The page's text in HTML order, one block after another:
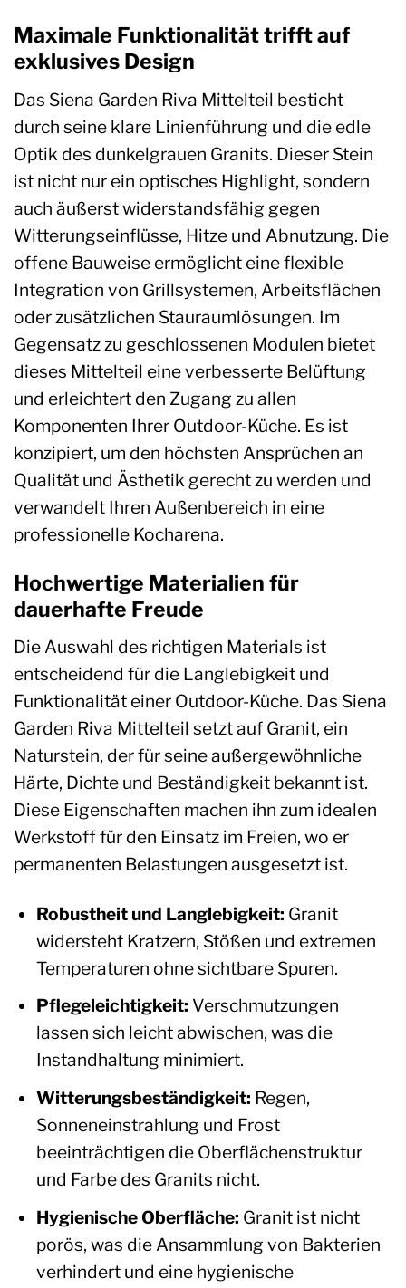
Maximale Funktionalität trifft auf
exklusives Design
Das Siena Garden Riva Mittelteil besticht
durch seine klare Linienführung und die edle
Optik des dunkelgrauen Granits. Dieser Stein
ist nicht nur ein optisches Highlight, sondern
auch äußerst widerstandsfähig gegen
Witterungseinflüsse, Hitze und Abnutzung. Die
offene Bauweise ermöglicht eine flexible
Integration von Grillsystemen, Arbeitsflächen
oder zusätzlichen Stauraumlösungen. Im
Gegensatz zu geschlossenen Modulen bietet
dieses Mittelteil eine verbesserte Belüftung
und erleichtert den Zugang zu allen
Komponenten Ihrer Outdoor-Küche. Es ist
konzipiert, um den höchsten Ansprüchen an
Qualität und Ästhetik gerecht zu werden und
verwandelt Ihren Außenbereich in eine
professionelle Kocharena.
Hochwertige Materialien für
dauerhafte Freude
Die Auswahl des richtigen Materials ist
entscheidend für die Langlebigkeit und
Funktionalität einer Outdoor-Küche. Das Siena
Garden Riva Mittelteil setzt auf Granit, ein
Naturstein, der für seine außergewöhnliche
Härte, Dichte und Beständigkeit bekannt ist.
Diese Eigenschaften machen ihn zum idealen
Werkstoff für den Einsatz im Freien, wo er
permanenten Belastungen ausgesetzt ist.
Robustheit und Langlebigkeit: Granit
widersteht Kratzern, Stößen und extremen
Temperaturen ohne sichtbare Spuren.
Pflegeleichtigkeit: Verschmutzungen
lassen sich leicht abwischen, was die
Instandhaltung minimiert.
Witterungsbeständigkeit: Regen,
Sonneneinstrahlung und Frost
beeinträchtigen die Oberflächenstruktur
und Farbe des Granits nicht.
Hygienische Oberfläche: Granit ist nicht
porös, was die Ansammlung von Bakterien
verhindert und eine hygienische